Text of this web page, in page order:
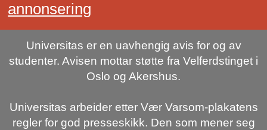
annonsering
Universitas er en uavhengig avis for og av
studenter. Avisen mottar støtte fra Velferdstinget i
Oslo og Akershus.
Universitas arbeider etter Vær Varsom-plakatens
regler for god presseskikk. Den som mener seg